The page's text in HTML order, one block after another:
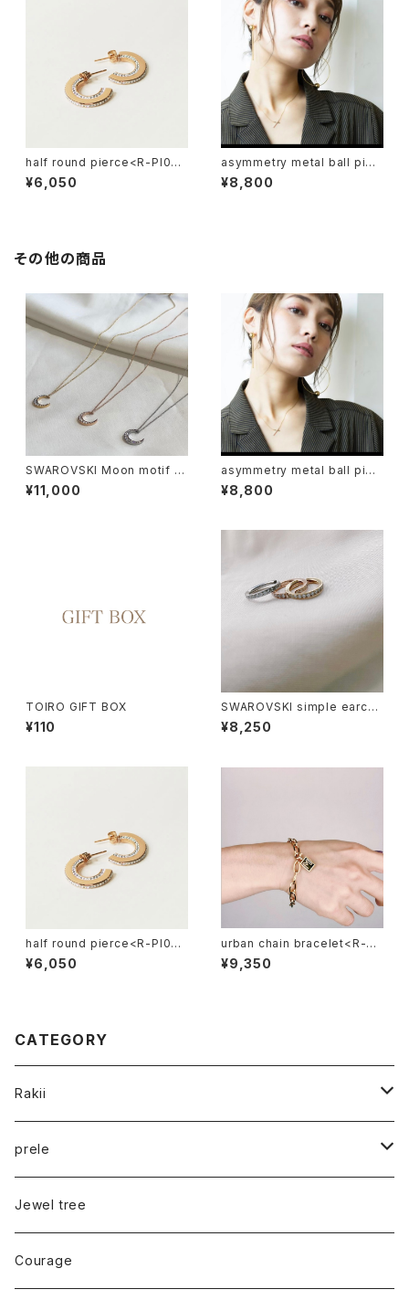
half round pierce<R-PI027
>
¥6,050
asymmetry metal ball pier
ce<R-PI059>
¥8,800
その他の商品
SWAROVSKI Moon motif n
ecklace<R-NE014>
¥11,000
asymmetry metal ball pier
ce<R-PI059>
¥8,800
TOIRO GIFT BOX
¥110
SWAROVSKI simple earcuf
f<R-CU001>
¥8,250
half round pierce<R-PI027
>
¥6,050
urban chain bracelet<R-BR
031>
¥9,350
CATEGORY
Rakii
pierce
ear cuff
necklace
prele
chouchou
pony hook
Jewel tree
Courage